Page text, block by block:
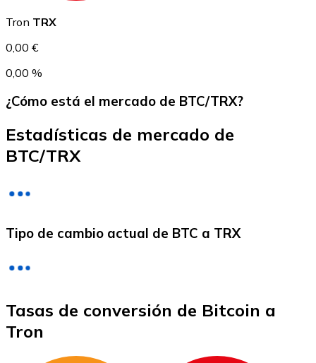
USDC
Tron TRX
0,00 €
0,00 %
¿Cómo está el mercado de BTC/TRX?
Estadísticas de mercado de
BTC/TRX
Tipo de cambio actual de BTC a TRX
Tasas de conversión de Bitcoin a
Tron